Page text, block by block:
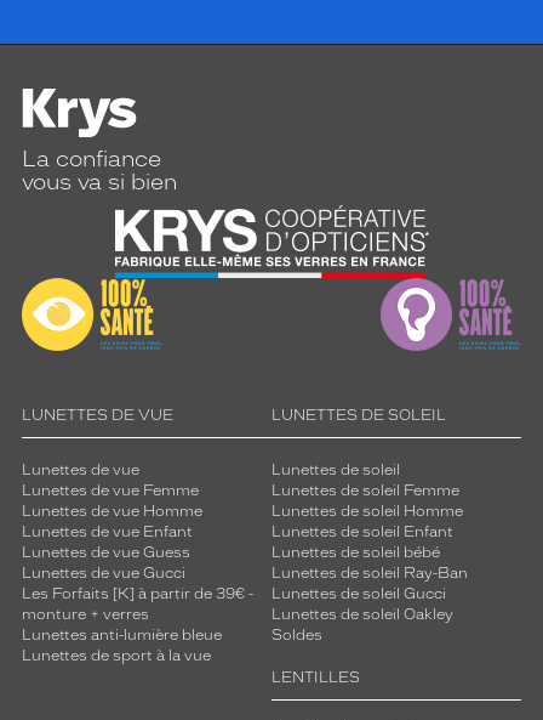
La confiance
vous va si bien
LUNETTES DE VUE
Lunettes de vue
Lunettes de vue Femme
Lunettes de vue Homme
Lunettes de vue Enfant
Lunettes de vue Guess
Lunettes de vue Gucci
Les Forfaits [K] à partir de 39€ -
monture + verres
Lunettes anti-lumière bleue
Lunettes de sport à la vue
LUNETTES DE SOLEIL
Lunettes de soleil
Lunettes de soleil Femme
Lunettes de soleil Homme
Lunettes de soleil Enfant
Lunettes de soleil bébé
Lunettes de soleil Ray-Ban
Lunettes de soleil Gucci
Lunettes de soleil Oakley
Soldes
LENTILLES